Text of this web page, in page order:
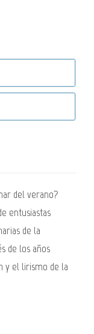
del verano?
entusiastas
de la
de los años
y el lirismo de la